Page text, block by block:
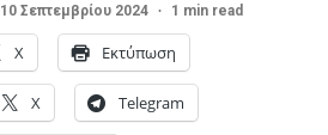
10 Σεπτεμβρίου 2024 1 min read
X Εκτύπωση
X Telegram